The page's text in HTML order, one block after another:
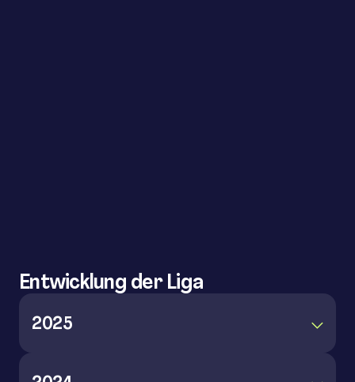
Entwicklung der Liga
2025
3.000 Spieler:innen teil. Die Padel Oberliga